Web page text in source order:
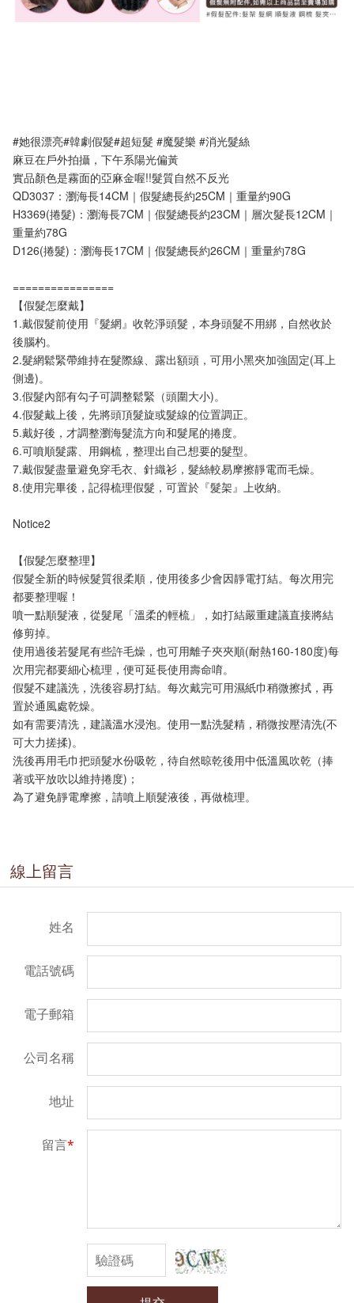
#她很漂亮#韓劇假髮#超短髮 #魔髮樂 #消光髮絲
麻豆在戶外拍攝，下午系陽光偏黃
實品顏色是霧面的亞麻金喔!!髮質自然不反光
QD3037：瀏海長14CM｜假髮總長約25CM｜重量約90G
H3369(捲髮)：瀏海長7CM｜假髮總長約23CM｜層次髮長12CM｜
重量約78G
D126(捲髮)：瀏海長17CM｜假髮總長約26CM｜重量約78G
================
【假髮怎麼戴】
1.戴假髮前使用『髮網』收乾淨頭髮，本身頭髮不用綁，自然收於
後腦杓。
2.髮網鬆緊帶維持在髮際線、露出額頭，可用小黑夾加強固定(耳上
側邊)。
3.假髮內部有勾子可調整鬆緊（頭圍大小)。
4.假髮戴上後，先將頭頂髮旋或髮線的位置調正。
5.戴好後，才調整瀏海髮流方向和髮尾的捲度。
6.可噴順髮露、用鋼梳，整理出自己想要的髮型。
7.戴假髮盡量避免穿毛衣、針織衫，髮絲較易摩擦靜電而毛燥。
8.使用完畢後，記得梳理假髮，可置於『髮架』上收納。
Notice2
【假髮怎麼整理】
假髮全新的時候髮質很柔順，使用後多少會因靜電打結。每次用完
都要整理喔！
噴一點順髮液，從髮尾「溫柔的輕梳」，如打結嚴重建議直接將結
修剪掉。
使用過後若髮尾有些許毛燥，也可用離子夾夾順(耐熱160-180度)每
次用完都要細心梳理，便可延長使用壽命唷。
假髮不建議洗，洗後容易打結。每次戴完可用濕紙巾稍微擦拭，再
置於通風處乾燥。
如有需要清洗，建議溫水浸泡。使用一點洗髮精，稍微按壓清洗(不
可大力搓揉)。
洗後再用毛巾把頭髮水份吸乾，待自然晾乾後用中低溫風吹乾（捧
著或平放吹以維持捲度)；
為了避免靜電摩擦，請噴上順髮液後，再做梳理。
線上留言
姓名
電話號碼
電子郵箱
公司名稱
地址
留言*